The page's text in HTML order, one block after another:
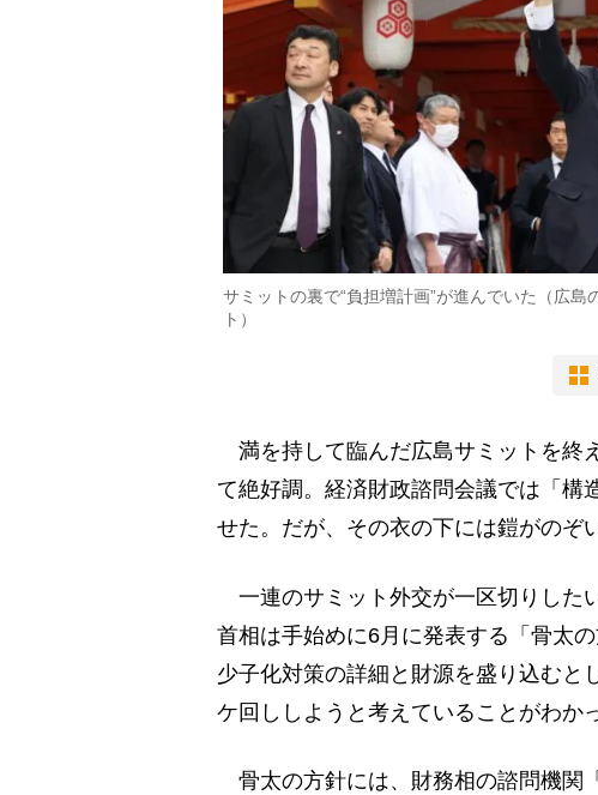
サミットの裏で“負担増計画”が進んでいた（広
ト）
満を持して臨んだ広島サミットを終
て絶好調。経済財政諮問会議では「構
せた。だが、その衣の下には鎧がのぞ
一連のサミット外交が一区切りした
首相は手始めに6月に発表する「骨太
少子化対策の詳細と財源を盛り込むと
ケ回ししようと考えていることがわか
骨太の方針には、財務相の諮問機関